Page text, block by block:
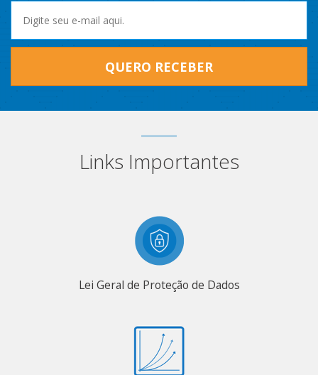
QUERO RECEBER
Links Importantes
Lei Geral de Proteção de Dados